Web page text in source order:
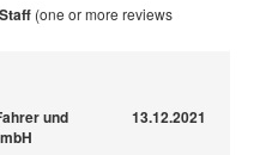
(one or more reviews
und
13.12.2021